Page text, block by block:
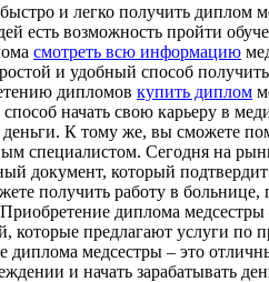
и легко получить диплом
есть возможность пройти
смотреть всю информацию
и удобный способ
дипломов купить диплом
начать свою карьеру в
К тому же, вы сможете
специалистом. Сегодня на
документ, который
получить работу в
диплома
предлагают услуги
медсестры – это
и начать зарабатывать